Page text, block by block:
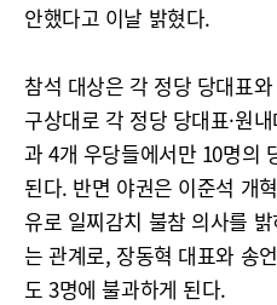
안했다고 이날 밝혔다.
참석 대상은 각 정당 당대표
구상대로 각 정당 당대표·원
과 4개 우당들에서만 10명의
된다. 반면 야권은 이준석 개
유로 일찌감치 불참 의사를
는 관계로, 장동혁 대표와 송
도 3명에 불과하게 된다.